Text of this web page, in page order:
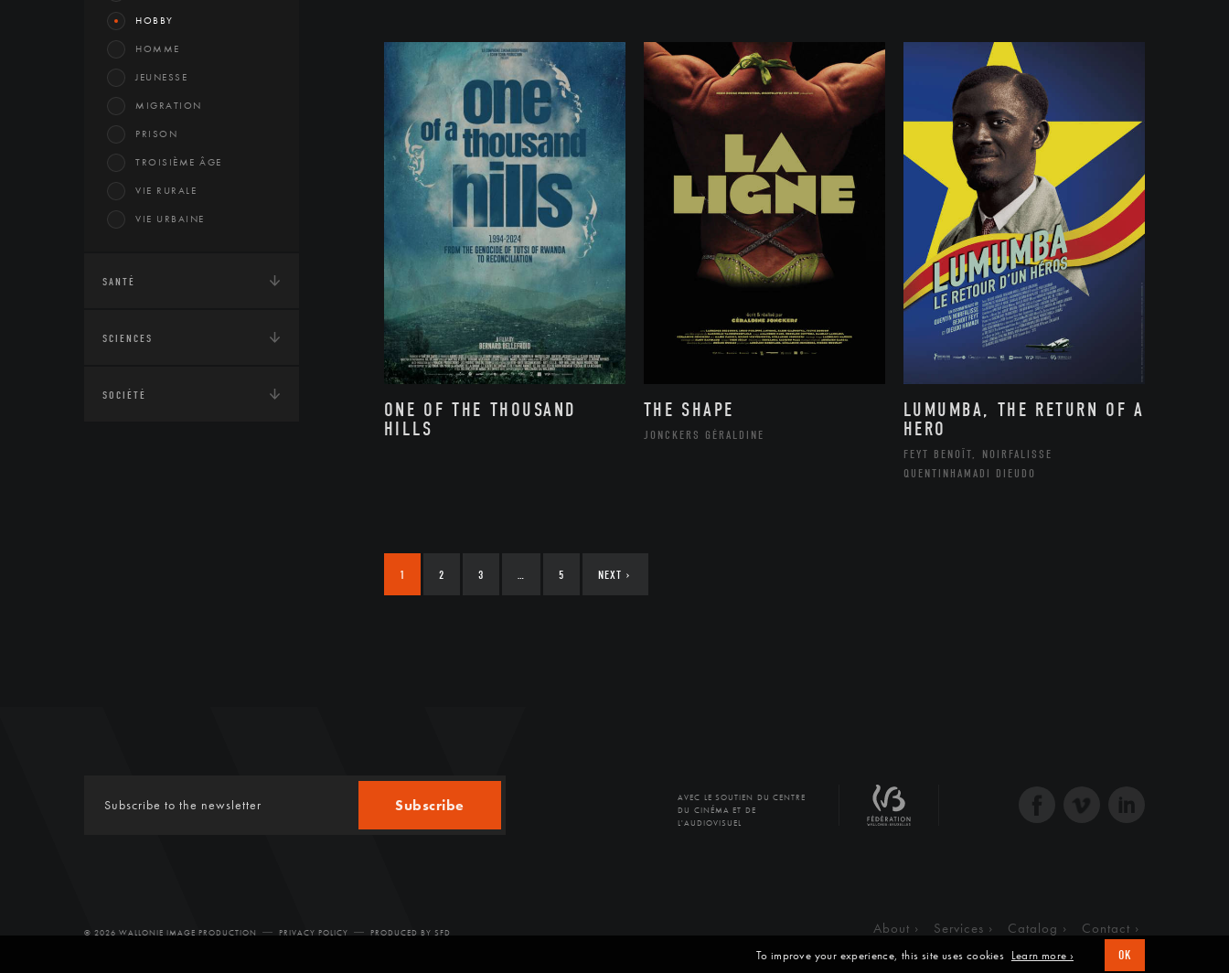
HOBBY
HOMME
JEUNESSE
MIGRATION
PRISON
TROISIÈME ÂGE
VIE RURALE
VIE URBAINE
SANTÉ
SCIENCES
SOCIÉTÉ
ONE OF THE THOUSAND
HILLS
THE SHAPE
JONCKERS GÉRALDINE
LUMUMBA, THE RETURN OF A
HERO
FEYT BENOÎT, NOIRFALISSE
QUENTINHAMADI DIEUDO
1 2 3 5 NEXT ›
Subscribe
AVEC LE SOUTIEN DU CENTRE
DU CINÉMA ET DE
L'AUDIOVISUEL
© 2026 WALLONIE IMAGE PRODUCTION PRIVACY POLICY PRODUCED BY SFD About Services Catalog Contact
To improve your experience, this site uses cookies Learn more › OK